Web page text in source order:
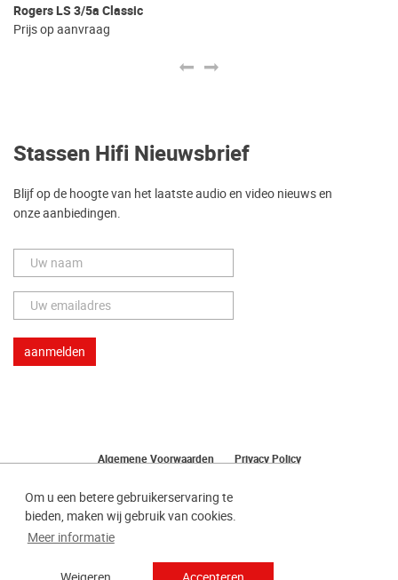
Om u een betere gebruikerservaring te
bieden, maken wij gebruik van cookies.
Meer informatie
Rogers LS 3/5a Classic
Prijs op aanvraag
Stassen Hifi Nieuwsbrief
Blijf op de hoogte van het laatste audio en video nieuws en
onze aanbiedingen.
Algemene Voorwaarden
Privacy Policy